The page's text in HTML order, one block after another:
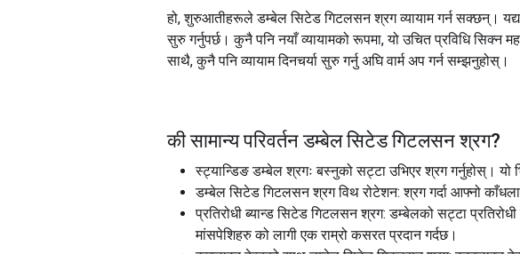
हो, शुरुआतीहरूले डम्बेल सिटेड गिटलसन श्रग व्यायाम गर्न सक्छन्।
सुरु गर्नुपर्छ। कुनै पनि नयाँ व्यायामको रूपमा, यो उचित प्रविधि सिक्न
साथै, कुनै पनि व्यायाम दिनचर्या सुरु गर्नु अघि वार्म अप गर्न सम्झनुहोस्।
की सामान्य परिवर्तन डम्बेल सिटेड गिटलसन श्रग?
स्ट्यान्डिङ डम्बेल श्रगः बस्नुको सट्टा उभिएर श्रग गर्नुहोस्।
डम्बेल सिटेड गिटलसन श्रग विथ रोटेशन: श्रग गर्दा आफ्नो
प्रतिरोधी ब्यान्ड सिटेड गिटलसन श्रग: डम्बेलको सट्टा
मांसपेशिहरु को लागी एक राम्रो कसरत प्रदान गर्दछ।